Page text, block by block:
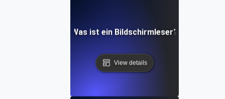
Was ist ein Bildschirmleser?
View details